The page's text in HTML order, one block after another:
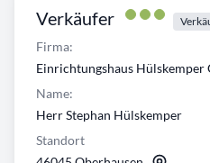
Verkäufer
Firma:
Einrichtungshaus Hülskemper
Name:
Herr Stephan Hülskemper
Standort